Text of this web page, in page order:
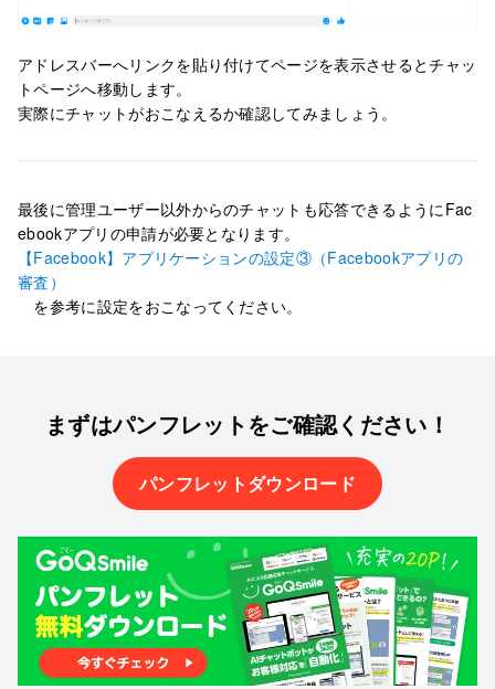
アドレスバーへリンクを貼り付けてページを表示させるとチャッ
トページへ移動します。
実際にチャットがおこなえるか確認してみましょう。
最後に管理ユーザー以外からのチャットも応答できるようにFac
ebookアプリの申請が必要となります。
【Facebook】アプリケーションの設定③（Facebookアプリの
審査）
を参考に設定をおこなってください。
まずはパンフレットをご確認ください！
パンフレットダウンロード